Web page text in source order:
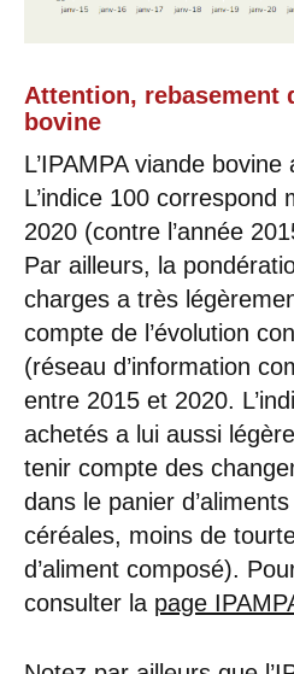
Attention, rebasement
bovine
L’IPAMPA viande
L’indice 100 correspond
2020 (contre l’année
Par ailleurs, la
charges a très
compte de l’évolution
(réseau d’information
entre 2015 et 2020.
achetés a lui aussi
tenir compte des
dans le panier
céréales, moins de
d’aliment composé).
consulter la page